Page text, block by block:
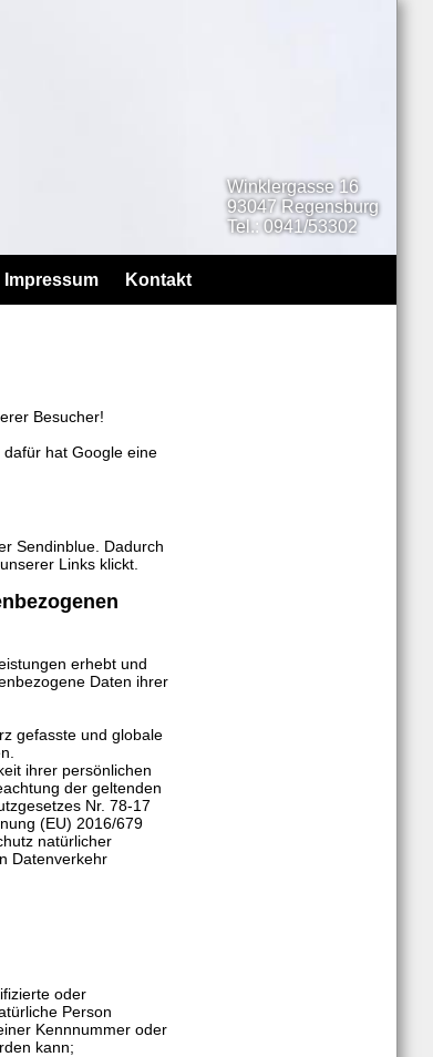
Winklergasse 16
93047 Regensburg
Tel.: 0941/53302
Impressum Kontakt
Besucher!
hat Google eine
Sendinblue. Dadurch
Links klickt.
erhebt und
Daten ihrer
gefasste und globale
ihrer persönlichen
der geltenden
Nr. 78-17
(EU) 2016/679
natürlicher
Datenverkehr
oder
Person
Kennnummer oder
kann;